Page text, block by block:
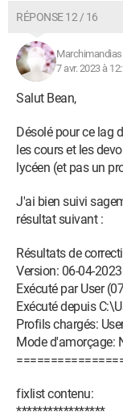
RÉPONSE 12 / 16
Marchimandias
7 avr. 2023 à
Salut Bean,
Désolé pour ce lag
les cours et les
lycéen (et pas un
J'ai bien suivi
résultat suivant :
Résultats de
Version: 06-04-2023
Exécuté par User
Exécuté depuis
Profils chargés:
Mode d'amorçage:
fixlist contenu:
*****************